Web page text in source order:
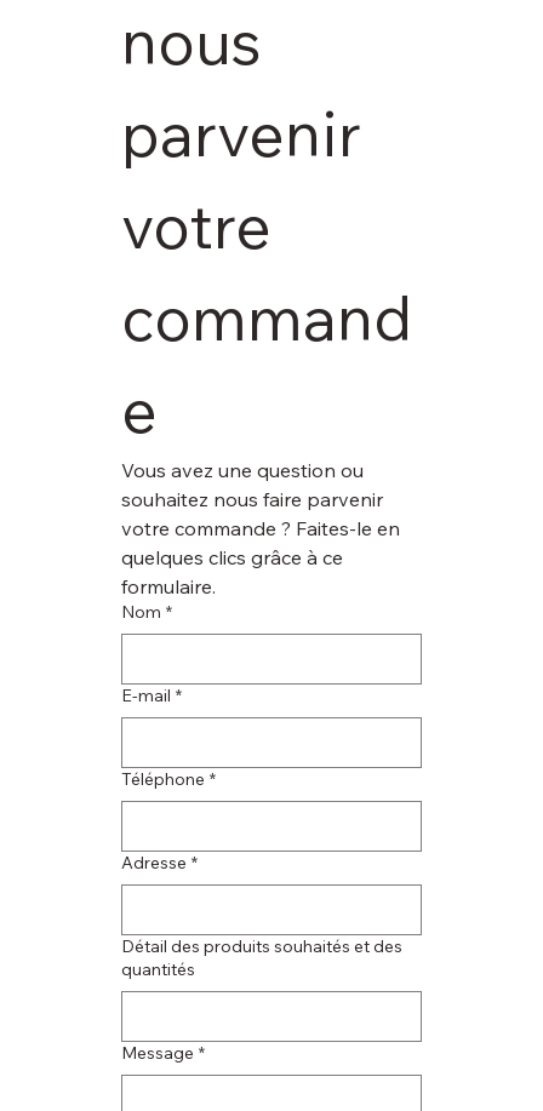
nous
parvenir
votre
command
e
Vous avez une question ou
souhaitez nous faire parvenir
votre commande ? Faites-le en
quelques clics grâce à ce
formulaire.
Nom *
E‑mail *
Téléphone *
Adresse *
Détail des produits souhaités et des
quantités
Message *